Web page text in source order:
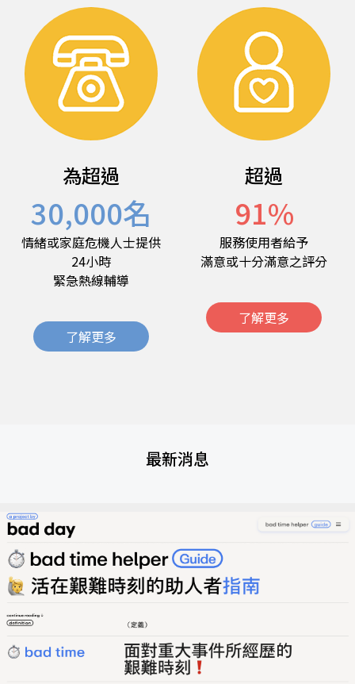
為超過
30,000名
情緒或家庭危機人士提供
24小時
緊急熱線輔導
了解更多
超過
91%
服務使用者給予
滿意或十分滿意之評分
了解更多
最新消息